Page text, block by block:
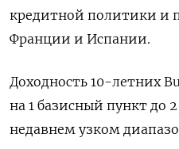
кредитной политики и
Франции и Испании.
Доходность 10-летних
на 1 базисный пункт до
недавнем узком